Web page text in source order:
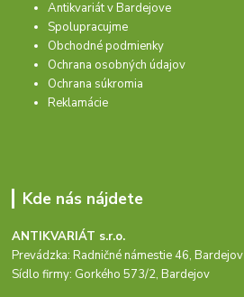
Antikvariát v Bardejove
Spolupracujme
Obchodné podmienky
Ochrana osobných údajov
Ochrana súkromia
Reklamácie
Kde nás nájdete
ANTIKVARIÁT s.r.o.
Prevádzka: Radničné námestie 46, Bardejov
Sídlo firmy: Gorkého 573/2, Bardejov